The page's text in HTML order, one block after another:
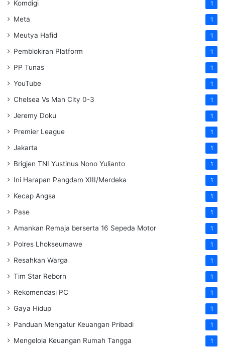
Komdigi 1
Meta 1
Meutya Hafid 1
Pemblokiran Platform 1
PP Tunas 1
YouTube 1
Chelsea Vs Man City 0-3 1
Jeremy Doku 1
Premier League 1
Jakarta 1
Brigjen TNI Yustinus Nono Yulianto 1
Ini Harapan Pangdam XIII/Merdeka 1
Kecap Angsa 1
Pase 1
Amankan Remaja berserta 16 Sepeda Motor 1
Polres Lhokseumawe 1
Resahkan Warga 1
Tim Star Reborn 1
Rekomendasi PC 1
Gaya Hidup 1
Panduan Mengatur Keuangan Pribadi 1
Mengelola Keuangan Rumah Tangga 1